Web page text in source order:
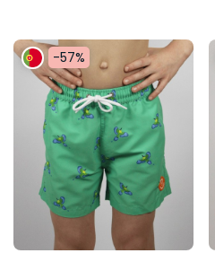
-57%